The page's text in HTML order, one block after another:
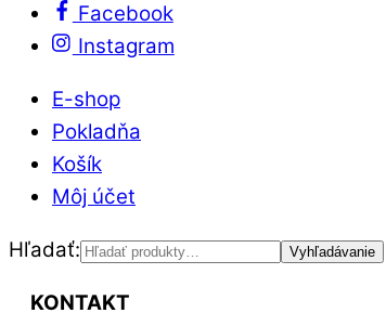
Facebook
Instagram
E-shop
Pokladňa
Košík
Môj účet
Hľadať: Vyhľadávanie
KONTAKT